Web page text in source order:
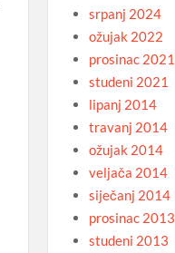
srpanj 2024
ožujak 2022
prosinac 2021
studeni 2021
lipanj 2014
travanj 2014
ožujak 2014
veljača 2014
siječanj 2014
prosinac 2013
studeni 2013